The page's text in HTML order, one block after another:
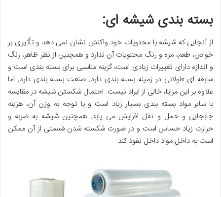
بسته بندی شیشه ای:
از آنجایی که شیشه با محتویات خود واکنش نشان نمی دهد و تأثیری بر
خواص، طعم، مزه و رنگ محتویات آن ندارد و همچنین از نظر ظاهر، رنگ
و اندازه دارای تغییرات زیادی است، گزینه مناسبی برای بسته بندی است و
سابقه ای طولانی در زمینه بسته بندی دارد. صنعت بسته بندی دارد. اما
علاوه بر این مزایا، خالی از ایراد نیست. احتمال شکستن شیشه در مقایسه
با سایر مواد بسته بندی بسیار زیاد است و با توجه به وزن آن، هزینه
جابجایی و حمل و نقل افزایش می یابد. همچنین شیشه به ضربه و
حرارت زیاد حساس است و در صورت شکسته شدن قسمتی از آن ممکن
است به داخل مواد داخل نفوذ کند.